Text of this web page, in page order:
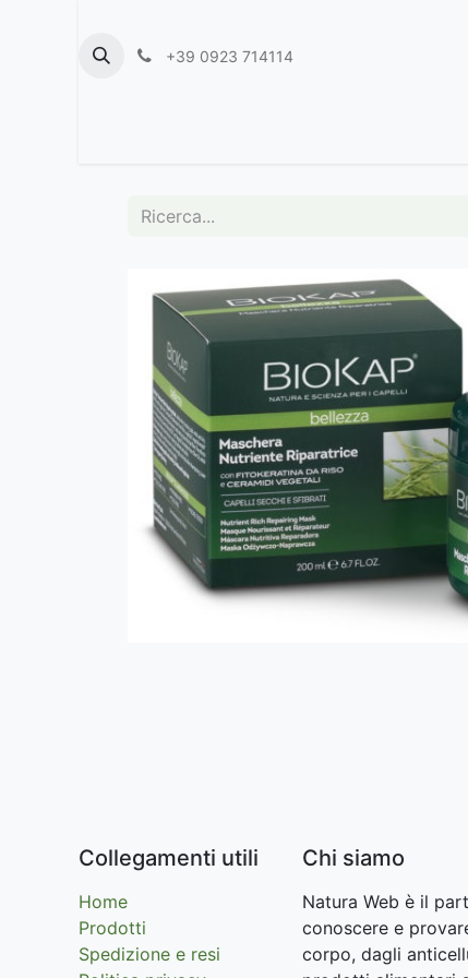
+39 0923 714114
Collegamenti utili
Home
Prodotti
Spedizione e resi
Chi siamo
Natura Web è il
conoscere e
corpo, dagli